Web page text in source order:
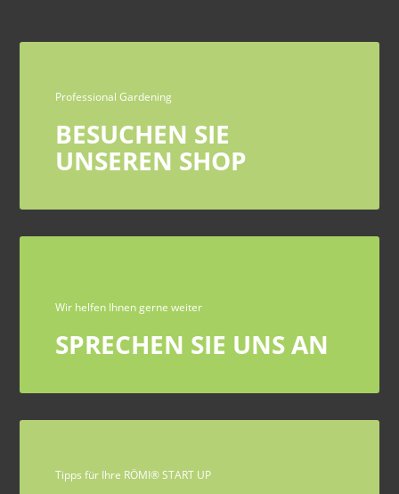
Professional Gardening
BESUCHEN SIE
UNSEREN SHOP
Wir helfen Ihnen gerne weiter
SPRECHEN SIE UNS AN
Tipps für Ihre RÖMI® START UP